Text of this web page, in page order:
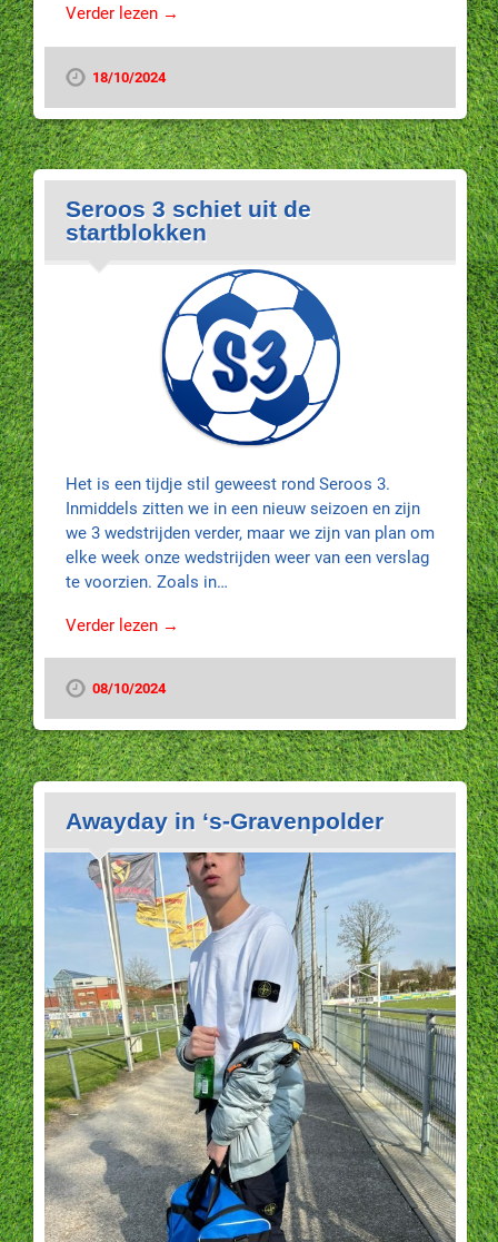
Verder lezen →
18/10/2024
Seroos 3 schiet uit de
startblokken
Het is een tijdje stil geweest rond Seroos 3.
Inmiddels zitten we in een nieuw seizoen en zijn
we 3 wedstrijden verder, maar we zijn van plan om
elke week onze wedstrijden weer van een verslag
te voorzien. Zoals in…
Verder lezen →
08/10/2024
Awayday in ‘s-Gravenpolder